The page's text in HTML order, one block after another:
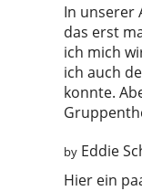
In unserer
das erst
ich mich
ich auch
konnte.
by Eddie
Hier ein